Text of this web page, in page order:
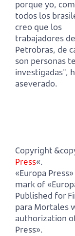
porque yo,
todos los
creo que los
trabajadores de
Petrobras, de
son personas
investigadas",
aseverado.
Copyright
Press«.
«Europa
mark of
Published for
para Mortales
authorization
Press».